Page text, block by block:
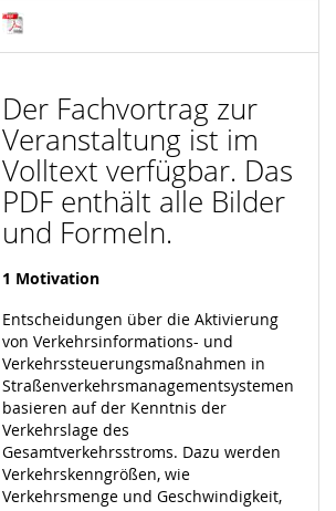
Der Fachvortrag zur
Veranstaltung ist im
Volltext verfügbar. Das
PDF enthält alle Bilder
und Formeln.
1 Motivation
Entscheidungen über die Aktivierung
von Verkehrsinformations- und
Verkehrssteuerungsmaßnahmen in
Straßenverkehrsmanagementsystemen
basieren auf der Kenntnis der
Verkehrslage des
Gesamtverkehrsstroms. Dazu werden
Verkehrskenngrößen, wie
Verkehrsmenge und Geschwindigkeit,